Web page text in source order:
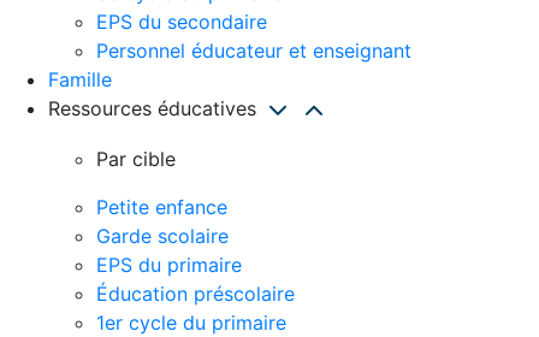
EPS du secondaire
Personnel éducateur et enseignant
Famille
Ressources éducatives
Par cible
Petite enfance
Garde scolaire
EPS du primaire
Éducation préscolaire
1er cycle du primaire